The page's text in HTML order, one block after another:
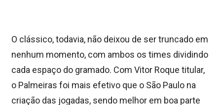
O clássico, todavia, não deixou de ser truncado em
nenhum momento, com ambos os times dividindo
cada espaço do gramado. Com Vitor Roque titular,
o Palmeiras foi mais efetivo que o São Paulo na
criação das jogadas, sendo melhor em boa parte